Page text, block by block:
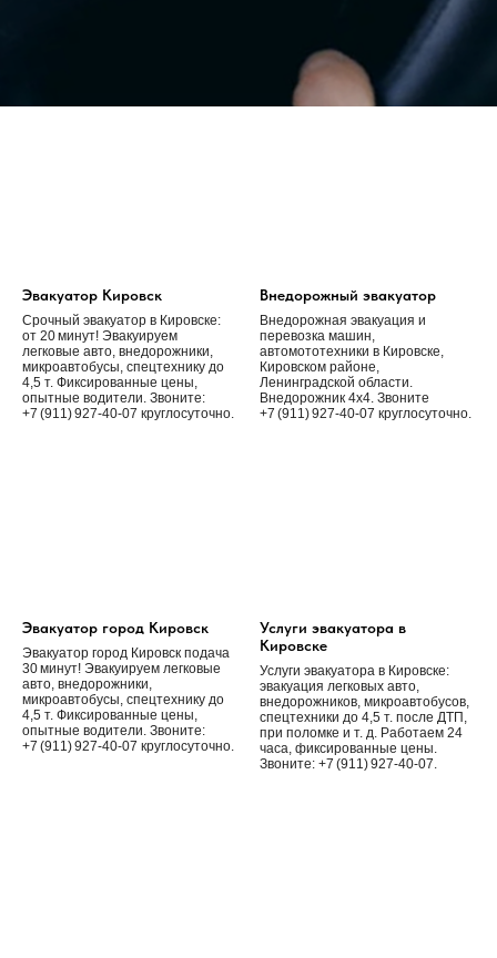
Эвакуатор Кировск
Срочный эвакуатор в Кировске:
от 20 минут! Эвакуируем
легковые авто, внедорожники,
микроавтобусы, спецтехнику до
4,5 т. Фиксированные цены,
опытные водители. Звоните:
+7 (911) 927‑40‑07 круглосуточно.
Внедорожный эвакуатор
Внедорожная эвакуация и
перевозка машин,
автомототехники в Кировске,
Кировском районе,
Ленинградской области.
Внедорожник 4х4. Звоните
+7 (911) 927‑40‑07 круглосуточно.
Эвакуатор город Кировск
Эвакуатор город Кировск подача
30 минут! Эвакуируем легковые
авто, внедорожники,
микроавтобусы, спецтехнику до
4,5 т. Фиксированные цены,
опытные водители. Звоните:
+7 (911) 927‑40‑07 круглосуточно.
Услуги эвакуатора в
Кировске
Услуги эвакуатора в Кировске:
эвакуация легковых авто,
внедорожников, микроавтобусов,
спецтехники до 4,5 т. после ДТП,
при поломке и т. д. Работаем 24
часа, фиксированные цены.
Звоните: +7 (911) 927‑40‑07.